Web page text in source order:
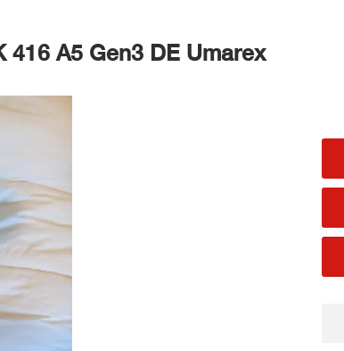
416 A5 Gen3 DE Umarex